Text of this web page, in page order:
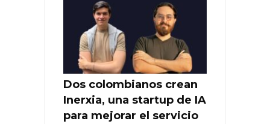
Dos colombianos crean
Inerxia, una startup de IA
para mejorar el servicio